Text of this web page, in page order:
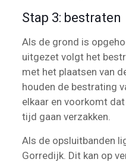
Stap 3: bestraten
Als de grond is
uitgezet volgt het
met het plaatsen van
houden de bestrating
elkaar en voorkomt
tijd gaan verzakken.
Als de opsluitbanden
Gorredijk. Dit kan op